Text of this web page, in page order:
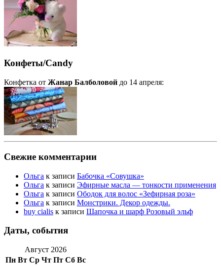
Конфеты/Candy
Конфетка от Жанар Балболовой до 14 апреля:
Свежие комментарии
Ольга к записи Бабочка «Совушка»
Ольга к записи Эфирные масла — тонкости применения
Ольга к записи Ободок для волос «Зефирная роза»
Ольга к записи Монстрики. Декор одежды.
buy cialis к записи Шапочка и шарф Розовый эльф
Даты, события
Август 2026
Пн Вт Ср Чт Пт Сб Вс